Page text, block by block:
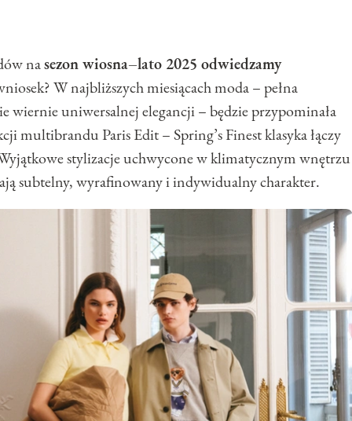
nasezon wiosna–lato 2025 odwiedzamy
W najbliższych miesiącach moda – pełna
wiernie uniwersalnej elegancji – będzie przypominała
multibrandu Paris Edit – Spring’s Finest klasyka łączy
stylizacje uchwycone w klimatycznym wnętrzu
subtelny, wyrafinowany i indywidualny charakter.